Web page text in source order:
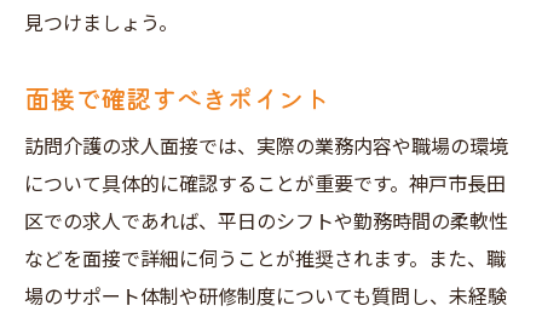
見つけましょう。
面接で確認すべきポイント
訪問介護の求人面接では、実際の業務内容や職場の環境
について具体的に確認することが重要です。神戸市長田
区での求人であれば、平日のシフトや勤務時間の柔軟性
などを面接で詳細に伺うことが推奨されます。また、職
場のサポート体制や研修制度についても質問し、未経験